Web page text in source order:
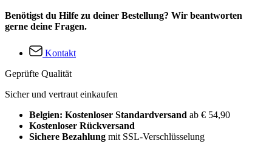
Benötigst du Hilfe zu deiner Bestellung? Wir beantworten
gerne deine Fragen.
Kontakt
Geprüfte Qualität
Sicher und vertraut einkaufen
Belgien: Kostenloser Standardversand ab € 54,90
Kostenloser Rückversand
Sichere Bezahlung mit SSL-Verschlüsselung